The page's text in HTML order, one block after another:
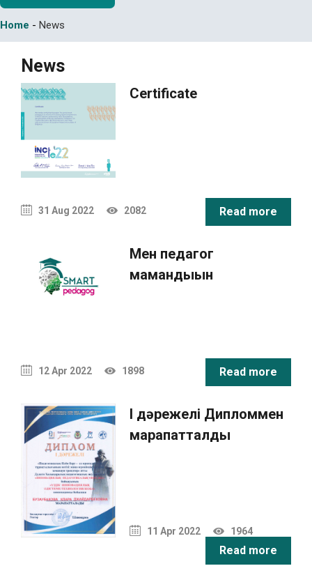
Home - News
News
Certificate
31 Aug 2022 2082 Read more
Мен педагог
мамандығын
12 Apr 2022 1898 Read more
I дәрежелі Дипломмен
марапатталды
11 Apr 2022 1964
Read more